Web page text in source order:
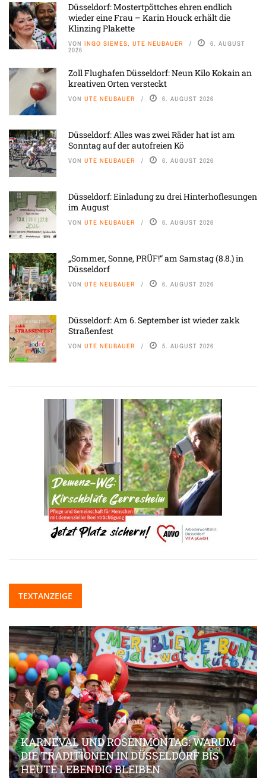
Düsseldorf: Mostertpöttches ehren endlich
wieder eine Frau – Karin Houck erhält die
Klinzing Plakette
VON INGO SIEMES, UTE NEUBAUER 6. AUGUST
2026
Zoll Flughafen Düsseldorf: Neun Kilo Kokain an
kreativen Orten versteckt
VON UTE NEUBAUER 6. AUGUST 2026
Düsseldorf: Alles was zwei Räder hat ist am
Sonntag auf der autofreien Kö
VON UTE NEUBAUER 6. AUGUST 2026
Düsseldorf: Einladung zu drei Hinterhoflesungen
im August
VON UTE NEUBAUER 6. AUGUST 2026
„Sommer, Sonne, PRÜF!“ am Samstag (8.8.) in
Düsseldorf
VON UTE NEUBAUER 6. AUGUST 2026
Düsseldorf: Am 6. September ist wieder zakk
Straßenfest
VON UTE NEUBAUER 5. AUGUST 2026
TEXTANZEIGE
KARNEVAL UND ROSENMONTAG: WARUM
DIE TRADITIONEN IN DÜSSELDORF BIS
HEUTE LEBENDIG BLEIBEN